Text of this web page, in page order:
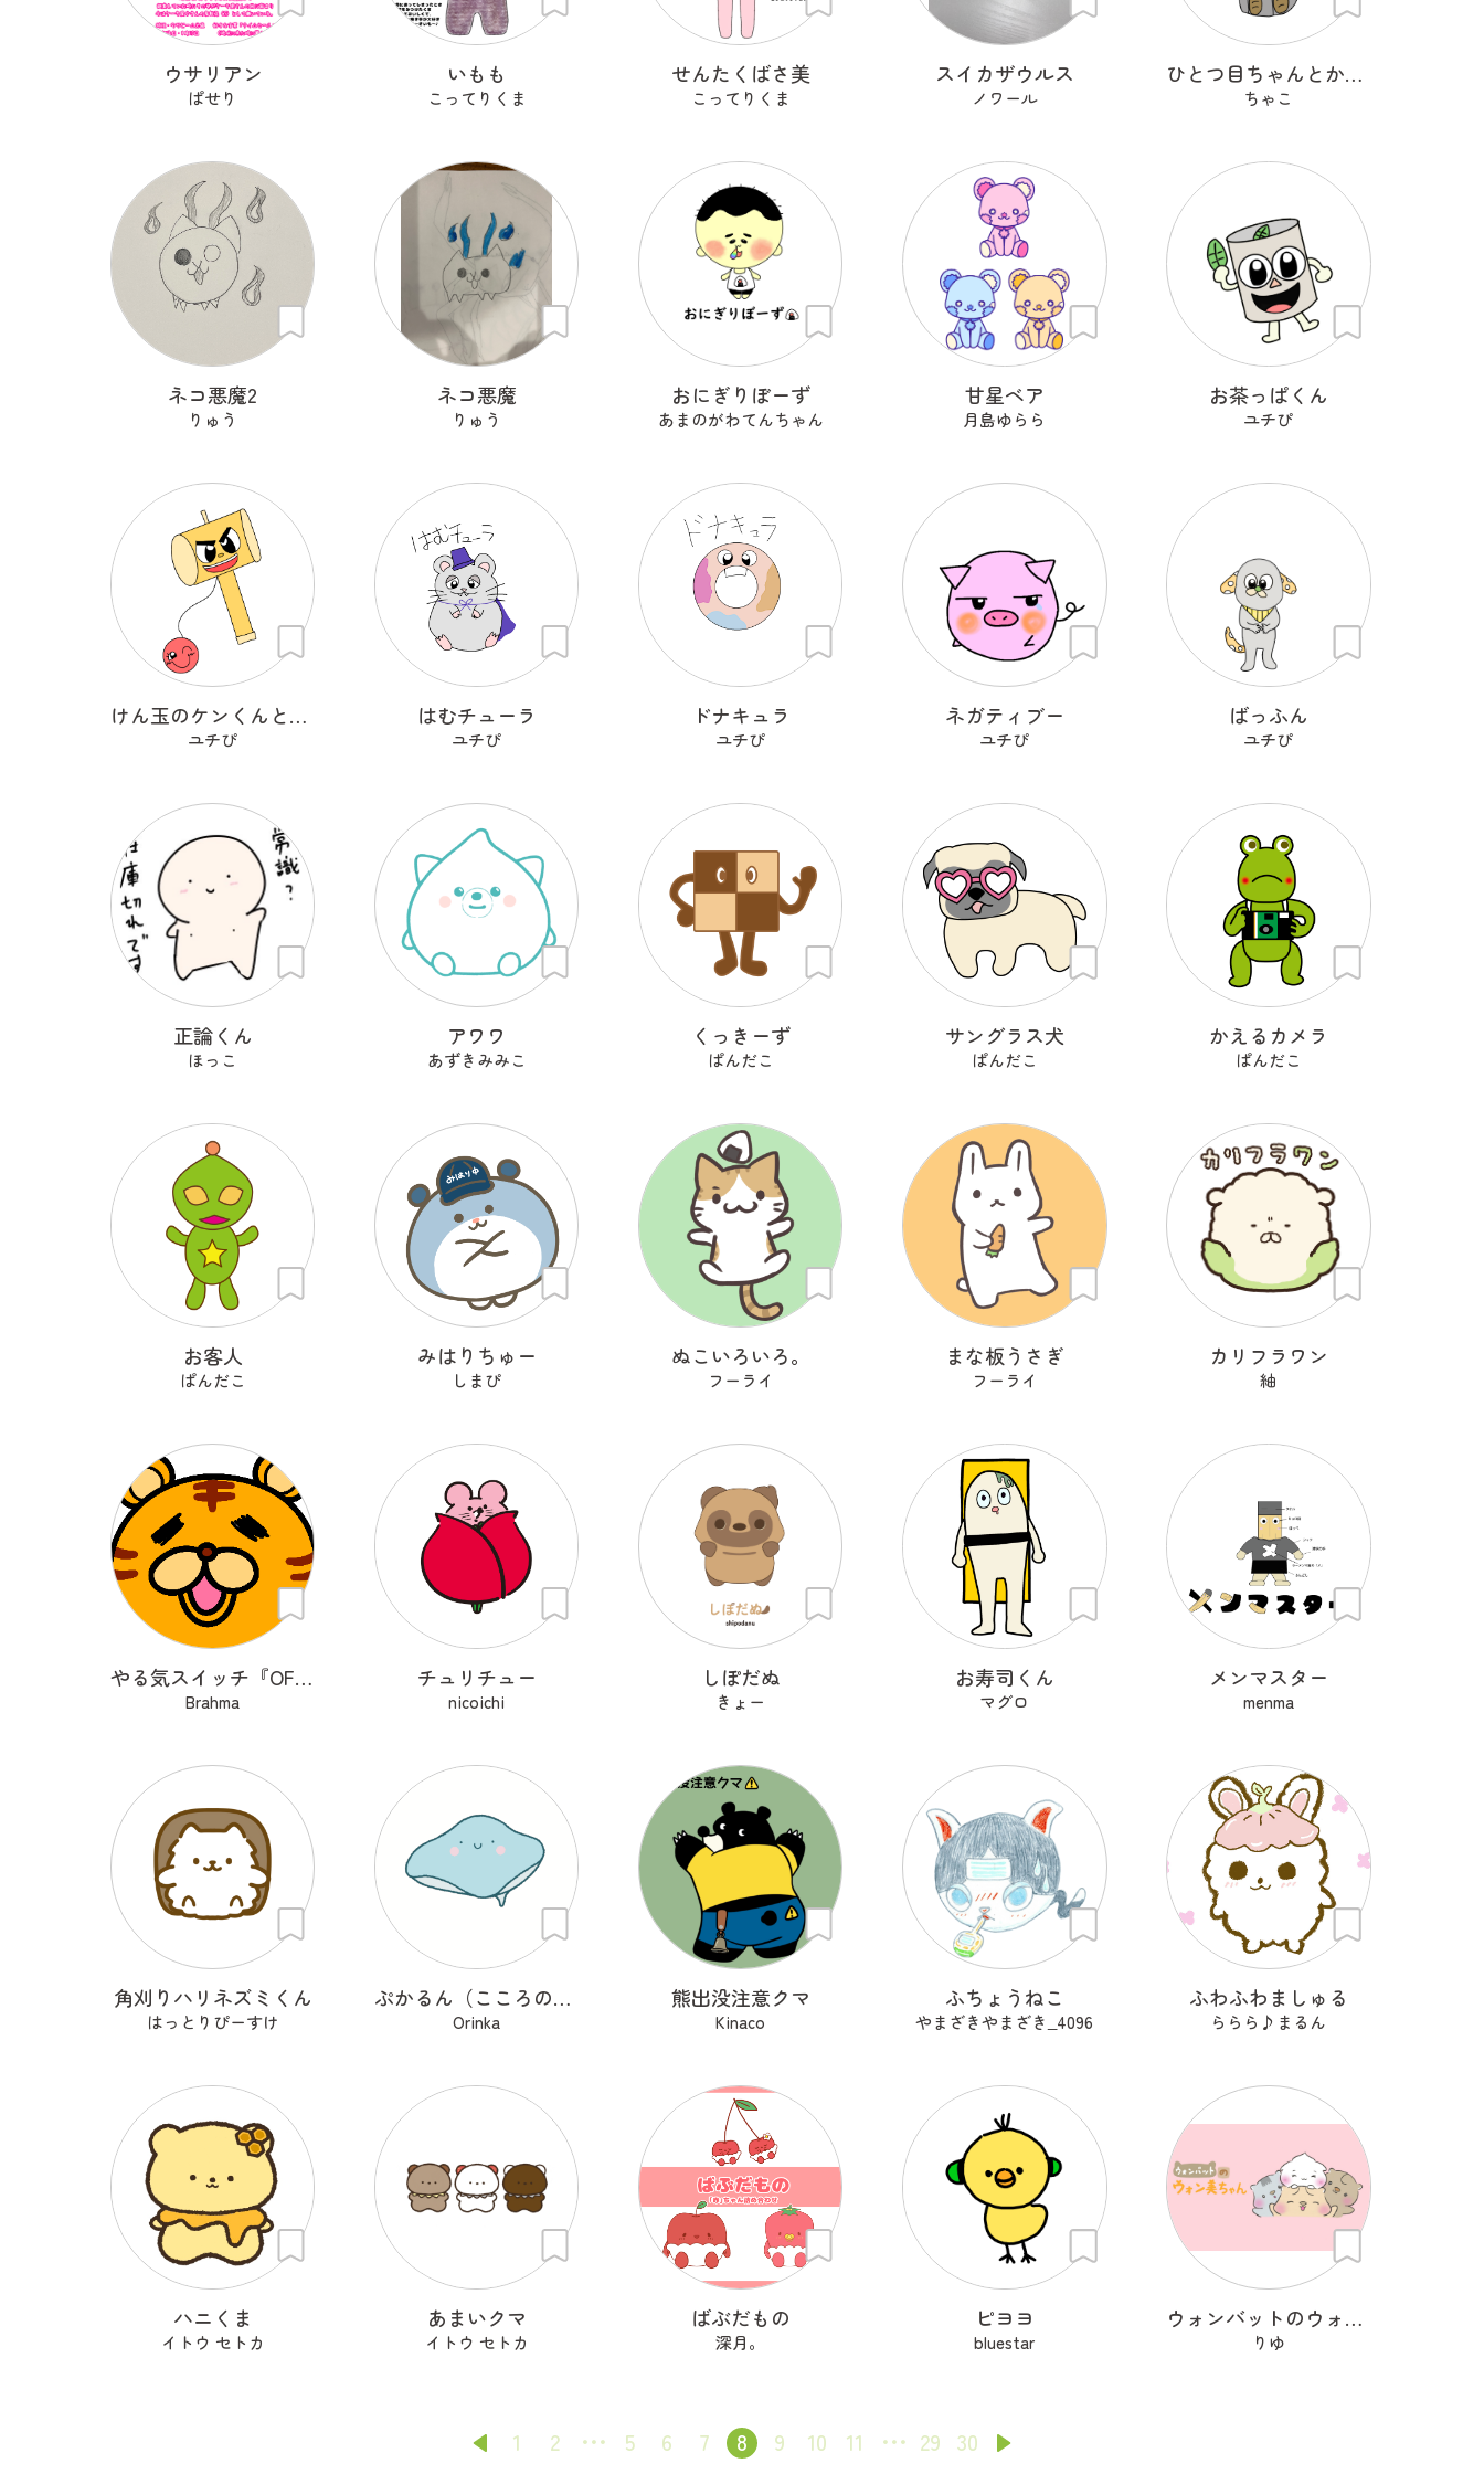
ウサリアン
ぱせり
いもも
こってりくま
せんたくばさ美
こってりくま
スイカザウルス
ノワール
ひとつ目ちゃんとからかさくん
ちゃこ
ネコ悪魔2
りゅう
ネコ悪魔
りゅう
おにぎりぼーず
あまのがわてんちゃん
甘星ベア
月島ゆらら
お茶っぱくん
ユチぴ
けん玉のケンくんとタマちゃん
ユチぴ
はむチューラ
ユチぴ
ドナキュラ
ユチぴ
ネガティブー
ユチぴ
ばっふん
ユチぴ
正論くん
ほっこ
アワワ
あずきみみこ
くっきーず
ぱんだこ
サングラス犬
ぱんだこ
かえるカメラ
ぱんだこ
お客人
ぱんだこ
みはりちゅー
しまぴ
ぬこいろいろ。
フーライ
まな板うさぎ
フーライ
カリフラワン
紬
やる気スイッチ『OFFトラくん』
Brahma
チュリチュー
nicoichi
しぽだぬ
きょー
お寿司くん
マグロ
メンマスター
menma
角刈りハリネズミくん
はっとりぴーすけ
ぷかるん（こころの海を旅するエイ）
Orinka
熊出没注意クマ
Kinaco
ふちょうねこ
やまざきやまざき‗4096
ふわふわましゅる
ららら♪まるん
ハニくま
イトウ セトカ
あまいクマ
イトウ セトカ
ばぶだもの
深月。
ピヨヨ
bluestar
ウォンバットのウォン美ちゃん
りゆ
1 2 5 6 7 8 9 10 11 29 30